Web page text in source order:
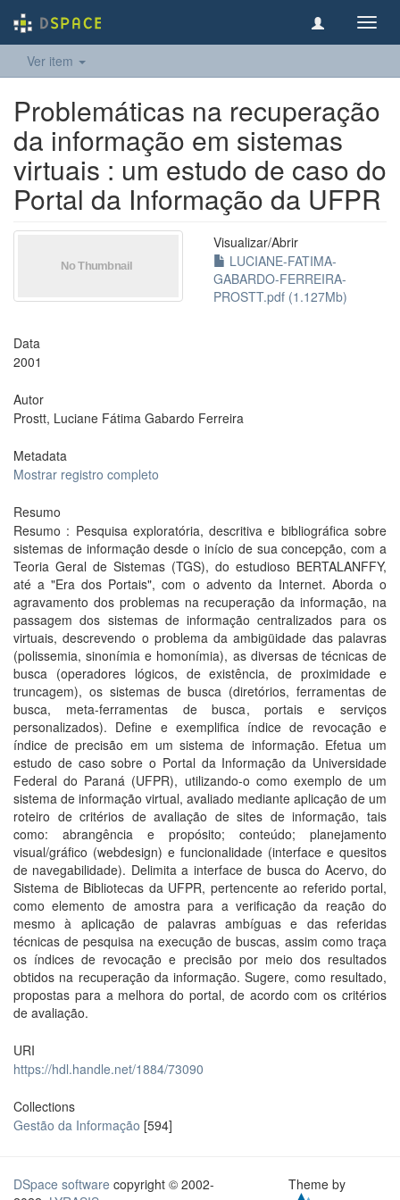
Ver item
Problemáticas na recuperação
da informação em sistemas
virtuais : um estudo de caso do
Portal da Informação da UFPR
Visualizar/Abrir
LUCIANE-FATIMA-
GABARDO-FERREIRA-
PROSTT.pdf (1.127Mb)
Data
2001
Autor
Prostt, Luciane Fátima Gabardo Ferreira
Metadata
Mostrar registro completo
Resumo
Resumo : Pesquisa exploratória, descritiva e bibliográfica sobre
sistemas de informação desde o início de sua concepção, com a
Teoria Geral de Sistemas (TGS), do estudioso BERTALANFFY,
até a "Era dos Portais", com o advento da Internet. Aborda o
agravamento dos problemas na recuperação da informação, na
passagem dos sistemas de informação centralizados para os
virtuais, descrevendo o problema da ambigüidade das palavras
(polissemia, sinonímia e homonímia), as diversas de técnicas de
busca (operadores lógicos, de existência, de proximidade e
truncagem), os sistemas de busca (diretórios, ferramentas de
busca, meta-ferramentas de busca, portais e serviços
personalizados). Define e exemplifica índice de revocação e
índice de precisão em um sistema de informação. Efetua um
estudo de caso sobre o Portal da Informação da Universidade
Federal do Paraná (UFPR), utilizando-o como exemplo de um
sistema de informação virtual, avaliado mediante aplicação de um
roteiro de critérios de avaliação de sites de informação, tais
como: abrangência e propósito; conteúdo; planejamento
visual/gráfico (webdesign) e funcionalidade (interface e quesitos
de navegabilidade). Delimita a interface de busca do Acervo, do
Sistema de Bibliotecas da UFPR, pertencente ao referido portal,
como elemento de amostra para a verificação da reação do
mesmo à aplicação de palavras ambíguas e das referidas
técnicas de pesquisa na execução de buscas, assim como traça
os índices de revocação e precisão por meio dos resultados
obtidos na recuperação da informação. Sugere, como resultado,
propostas para a melhora do portal, de acordo com os critérios
de avaliação.
URI
https://hdl.handle.net/1884/73090
Collections
Gestão da Informação [594]
DSpace software copyright © 2002-
Theme by